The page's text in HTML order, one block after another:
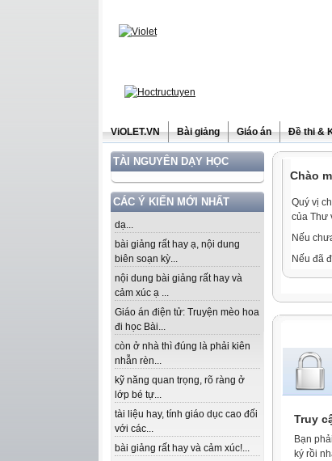
ViOLET.VN Bài giảng Giáo án Đề thi &
TÀI NGUYÊN DẠY HỌC
CÁC Ý KIẾN MỚI NHẤT
dạ...
bài giảng rất hay ạ, nội dung
biên soạn kỳ...
nội dung bài giảng rất hay và
cảm xúc ạ ...
Giáo án điện tử: Truyện mèo hoa
đi học Bài...
còn ở nhà thì đúng là phải kiên
nhẫn rèn...
kỹ năng quan trọng, rõ ràng ở
lớp bé tự...
tài liệu hay, tính giáo dục cao đối
với các...
bài giảng rất hay và cảm xúc!...
Chào
Quý vị
của Thư
Nếu
Nếu đã
Truy
Bạn
ký rồi